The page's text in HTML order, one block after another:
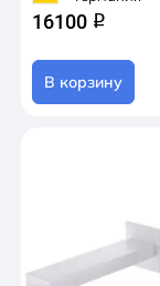
современный
Номенклатура
Смесители
16100 q
В корзину